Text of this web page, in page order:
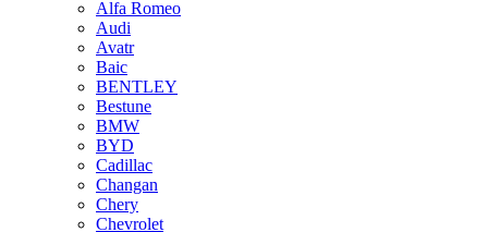
Alfa Romeo
Audi
Avatr
Baic
BENTLEY
Bestune
BMW
BYD
Cadillac
Changan
Chery
Chevrolet